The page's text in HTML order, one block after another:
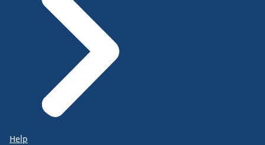
Help